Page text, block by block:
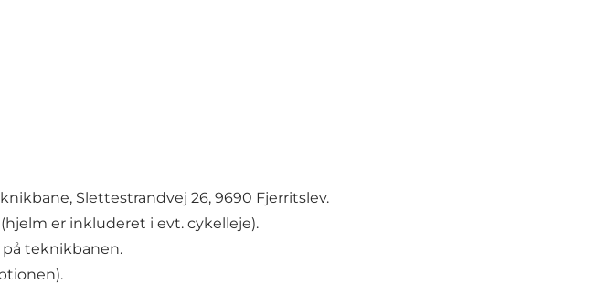
Slettestrandvej 26, 9690 Fjerritslev.
er inkluderet i evt. cykelleje).
teknikbanen.